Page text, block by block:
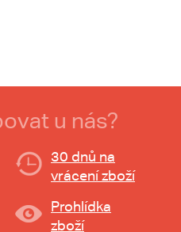
u nás?
30 dnů na
vrácení zboží
Prohlídka
zboží